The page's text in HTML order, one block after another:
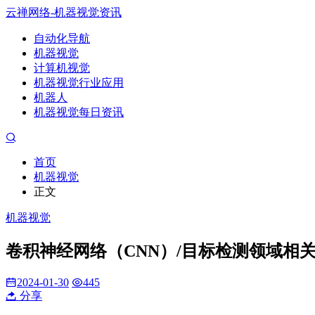
云禅网络-机器视觉资讯
自动化导航
机器视觉
计算机视觉
机器视觉行业应用
机器人
机器视觉每日资讯
首页
机器视觉
正文
机器视觉
卷积神经网络（CNN）/目标检测领域相
2024-01-30
445
分享